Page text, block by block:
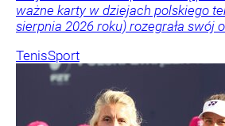
ważne karty w dziejach polskiego
sierpnia 2026 roku) rozegrała swój
TenisSport